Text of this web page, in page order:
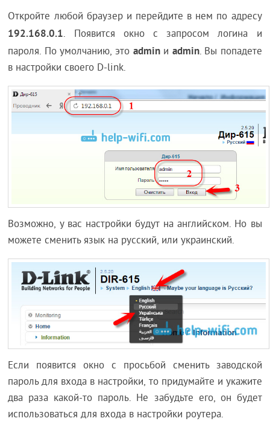
Откройте любой браузер и перейдите в нем по адресу
192.168.0.1. Появится окно с запросом логина и
пароля. По умолчанию, это adminи admin. Вы попадете
в настройки своего D-link.
Возможно, у вас настройки будут на английском. Но вы
можете сменить язык на русский, или украинский.
Если появится окно с просьбой сменить заводской
пароль для входа в настройки, то придумайте и укажите
два раза какой-то пароль. Не забудьте его, он будет
использоваться для входа в настройки роутера.